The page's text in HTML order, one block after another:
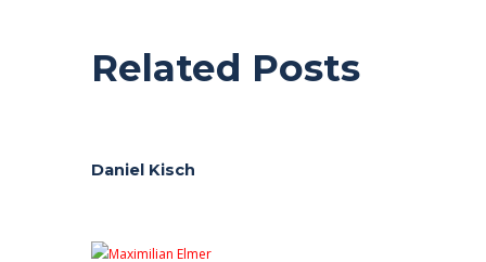
Related Posts
Daniel Kisch